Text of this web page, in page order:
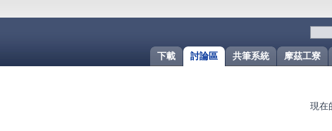
摩茲工寮
共筆系統
討論區
下載
現在